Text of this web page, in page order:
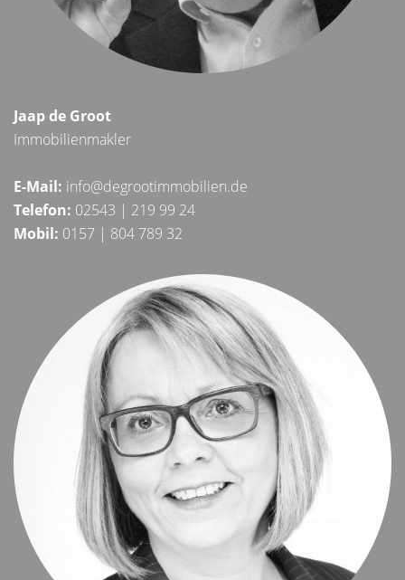
Jaap de Groot
Immobilienmakler
E-Mail: info@degrootimmobilien.de
Telefon: 02543 | 219 99 24
Mobil: 0157 | 804 789 32